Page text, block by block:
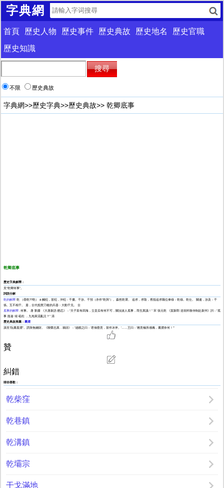
字典網
首頁 歷史人物 歷史事件 歷史典故 歷史地名
歷史官職
歷史知識
不限 歷史典故
字典網>>歷史字典>>歷史典故>> 乾卿底事
乾卿底事
歷史字典解釋：
見“乾卿何事”。
詞語分解
乾的解釋 乾 （⑧乾??乾） ā 觸犯，冒犯，沖犯：干擾。干涉。干預（亦作“乾與”）。森然乾霄。 追求，求取，舊指追求職位俸祿：乾祿。乾仕。 關連，涉及：干
係。互不相干。 盾，古代抵禦刀槍的兵器：大動干戈。 古
底事的解釋 .何事。 唐 劉肅 《大唐新語·酷忍》：“天子富有四海，立皇后有何不可，關汝諸人底事，而生異議！” 宋 張元乾 《賀新郎·送胡邦衡侍制赴新州》詞：“底
事 崑崙 傾 砥柱 ，九地黃流亂注？” 清
歷史典故推薦： 囊澀
源見“阮囊羞澀”。謂身無錢財。《聊齋志異．鴉頭》：“趙戲之曰：‘君倘垂意，當作冰斧。’……王曰：‘雅意極所感佩，囊澀奈何！’”
贊
糾錯
猜你喜歡：
乾柴窪
乾巷鎮
乾溝鎮
乾壩宗
干戈滿地